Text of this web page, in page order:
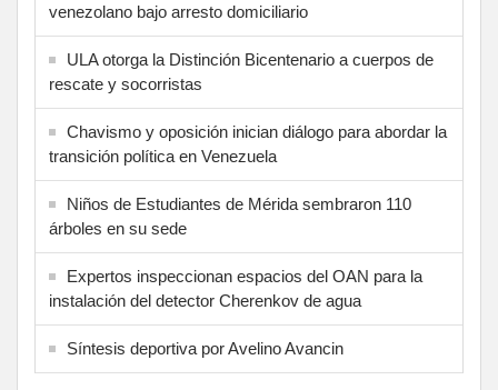
venezolano bajo arresto domiciliario
ULA otorga la Distinción Bicentenario a cuerpos de
rescate y socorristas
Chavismo y oposición inician diálogo para abordar la
transición política en Venezuela
Niños de Estudiantes de Mérida sembraron 110
árboles en su sede
Expertos inspeccionan espacios del OAN para la
instalación del detector Cherenkov de agua
Síntesis deportiva por Avelino Avancin